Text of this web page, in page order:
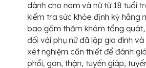
dành cho nam và nữ từ 18 tuổi
kiểm tra sức khỏe định kỳ hằng
bao gồm thăm khám tổng
đối với phụ nữ đã lập gia đình
xét nghiệm cần thiết để đánh
phổi, gan, thận, tuyến giáp,